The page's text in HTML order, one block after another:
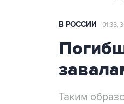
В РОССИИ 01:33,
Таким